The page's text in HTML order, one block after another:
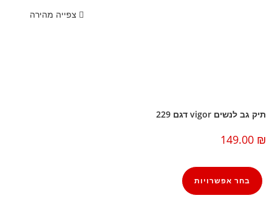
צפייה מהירה
תיק גב לנשים vigor דגם 229
149.00 ₪
בחר אפשרויות